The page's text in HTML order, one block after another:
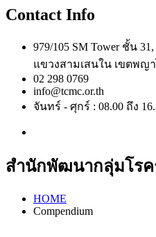
Contact Info
979/105 SM Tower ชั้น
แขวงสามเสนใน เขตพญา
02 298 0769
info@tcmc.or.th
จันทร์ - ศุกร์ : 08.00 ถึง
สำนักพัฒนากลุ่มโรค
HOME
Compendium